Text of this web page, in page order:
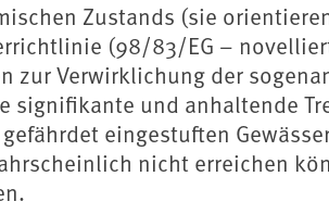
Zustands (sie
(98/83/EG –
zur Verwirklichung der
signifikante und anhaltende
eingestuften
nicht erreichen